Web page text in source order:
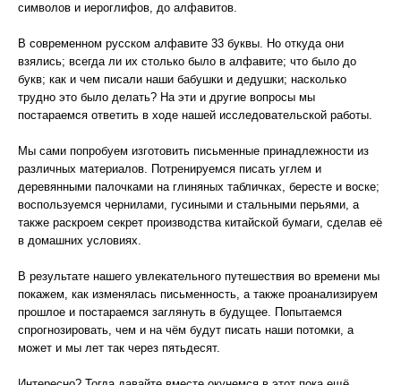
символов и иероглифов, до алфавитов.
В современном русском алфавите 33 буквы. Но откуда они
взялись; всегда ли их столько было в алфавите; что было до
букв; как и чем писали наши бабушки и дедушки; насколько
трудно это было делать? На эти и другие вопросы мы
постараемся ответить в ходе нашей исследовательской работы.
Мы сами попробуем изготовить письменные принадлежности из
различных материалов. Потренируемся писать углем и
деревянными палочками на глиняных табличках, бересте и воске;
воспользуемся чернилами, гусиными и стальными перьями, а
также раскроем секрет производства китайской бумаги, сделав её
в домашних условиях.
В результате нашего увлекательного путешествия во времени мы
покажем, как изменялась письменность, а также проанализируем
прошлое и постараемся заглянуть в будущее. Попытаемся
спрогнозировать, чем и на чём будут писать наши потомки, а
может и мы лет так через пятьдесят.